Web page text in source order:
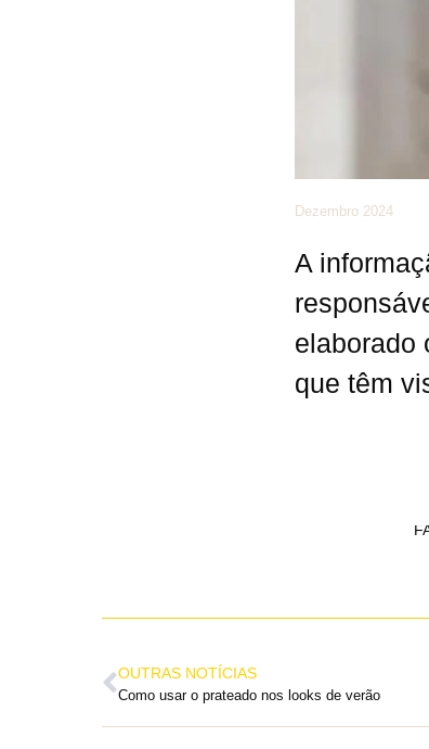
Dezembro 2024
A
elaborado
que têm
OUTRAS NOTÍCIAS
Como usar o prateado nos looks de verão